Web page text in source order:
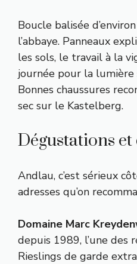
Boucle balisée
l’abbaye. Panneaux
les sols, le travail à la
journée pour la lumière
Bonnes chaussures
sec sur le Kastelberg.
Dégustations et
Andlau, c’est sérieux
adresses qu’on
Domaine Marc
depuis 1989, l’une des
Rieslings de garde